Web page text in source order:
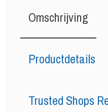
Omschrijving
Productdetails
Trusted Shops